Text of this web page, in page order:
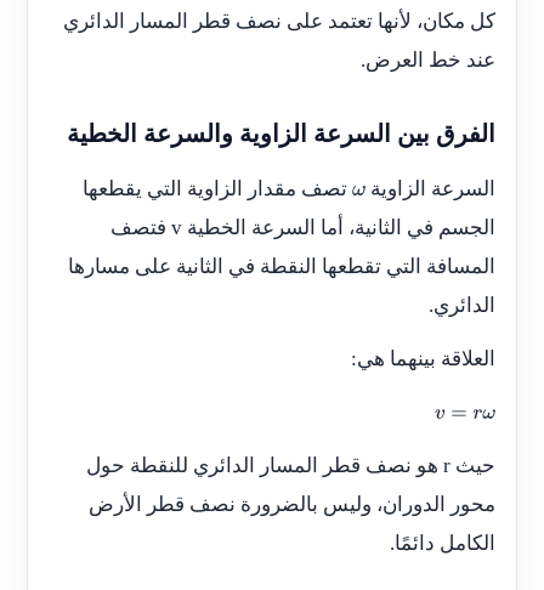
كل مكان، لأنها تعتمد على نصف قطر المسار الدائري
عند خط العرض.
الفرق بين السرعة الزاوية والسرعة الخطية
السرعة الزاوية ωتصف مقدار الزاوية التي يقطعها
الجسم في الثانية، أما السرعة الخطية vفتصف
المسافة التي تقطعها النقطة في الثانية على مسارها
الدائري.
العلاقة بينهما هي:
v =r ω
حيث rهو نصف قطر المسار الدائري للنقطة حول
محور الدوران، وليس بالضرورة نصف قطر الأرض
الكامل دائمًا.